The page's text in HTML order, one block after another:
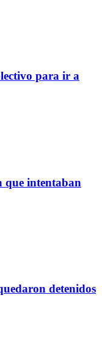
para ir a
que intentaban
detenidos